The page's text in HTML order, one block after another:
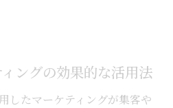
ングの効果的な活用法
したマーケティングが集客や